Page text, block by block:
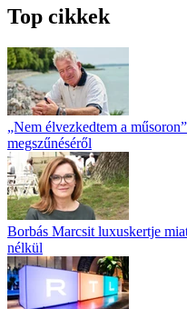
Top cikkek
„Nem élvezkedtem a
megszűnéséről
Borbás Marcsit luxuskertje
nélkül